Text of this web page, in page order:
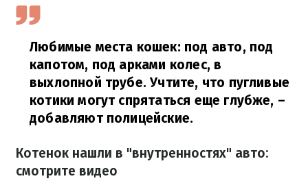
Любимые места кошек: под авто, под
капотом, под арками колес, в
выхлопной трубе. Учтите, что пугливые
котики могут спрятаться еще глубже, –
добавляют полицейские.
Котенок нашли в "внутренностях" авто:
смотрите видео